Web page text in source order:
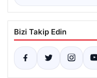
Bizi Takip Edin